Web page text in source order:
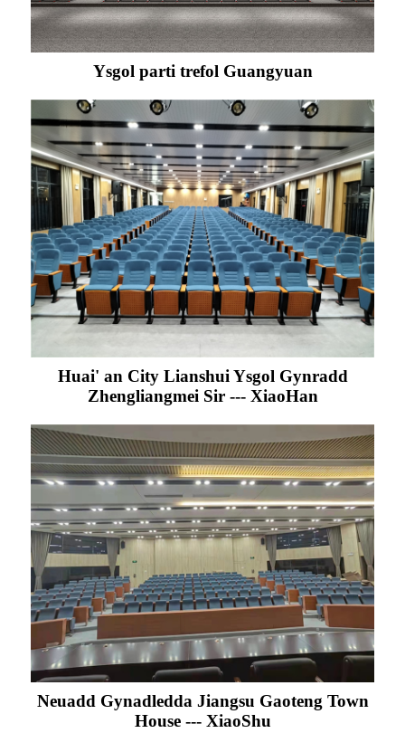
Ysgol parti trefol Guangyuan
Huai' an City Lianshui Ysgol Gynradd
Zhengliangmei Sir --- XiaoHan
Neuadd Gynadledda Jiangsu Gaoteng Town
House --- XiaoShu